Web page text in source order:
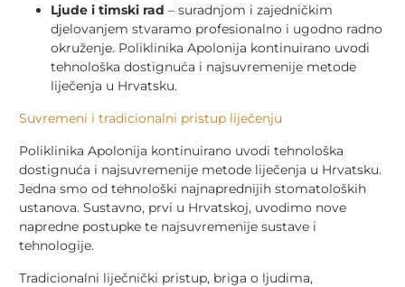
Ljude i timski rad – suradnjom i zajedničkim
djelovanjem stvaramo profesionalno i ugodno radno
okruženje. Poliklinika Apolonija kontinuirano uvodi
tehnološka dostignuća i najsuvremenije metode
liječenja u Hrvatsku.
Suvremeni i tradicionalni pristup liječenju
Poliklinika Apolonija kontinuirano uvodi tehnološka
dostignuća i najsuvremenije metode liječenja u Hrvatsku.
Jedna smo od tehnološki najnaprednijih stomatoloških
ustanova. Sustavno, prvi u Hrvatskoj, uvodimo nove
napredne postupke te najsuvremenije sustave i
tehnologije.
Tradicionalni liječnički pristup, briga o ljudima,